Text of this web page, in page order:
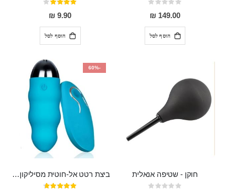
Rating:
0%
149.00 ₪
הוסף לסל
דירוג:
80%
9.90 ₪
הוסף לסל
חוקן - שטיפה אנאלית
Rating:
-60%
ביצת רטט אל-חוטית מסיליקון רפואי בגודל של 8 ס"מ ורוחב 3 ס"מ בעלת 20 מהירויות שונות "ENKI"
דירוג: